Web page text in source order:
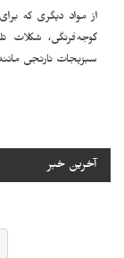
از مواد دیگری که
گوجه‌فرنگی، شکلات
سبزیجات نارنجی
آخرین خبر